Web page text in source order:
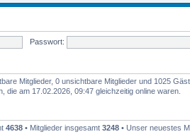
Passwort:
Mitglieder, 0 unsichtbare Mitglieder und 1025
die am 17.02.2026, 09:47 gleichzeitig online waren.
4638 • Mitglieder insgesamt 3248 • Unser neuestes